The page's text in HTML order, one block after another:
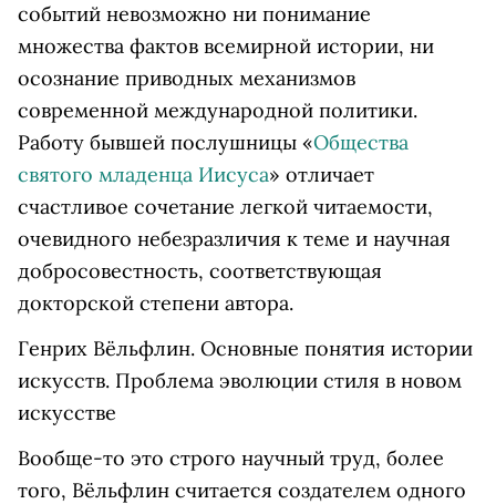
событий невозможно ни понимание
множества фактов всемирной истории, ни
осознание приводных механизмов
современной международной политики.
Работу бывшей послушницы «Общества
святого младенца Иисуса» отличает
счастливое сочетание легкой читаемости,
очевидного небезразличия к теме и научная
добросовестность, соответствующая
докторской степени автора.
Генрих Вёльфлин. Основные понятия истории
искусств. Проблема эволюции стиля в новом
искусстве
Вообще-то это строго научный труд, более
того, Вёльфлин считается создателем одного